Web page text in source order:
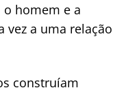
o homem e a
vez a uma relação
construíam